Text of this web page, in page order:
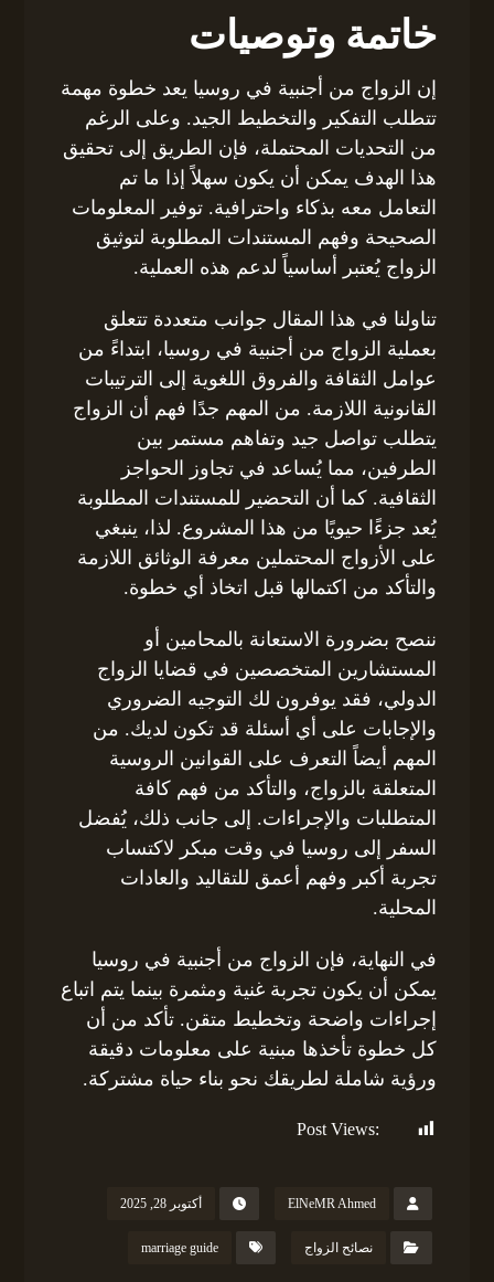
خاتمة وتوصيات
إن الزواج من أجنبية في روسيا يعد خطوة مهمة
تتطلب التفكير والتخطيط الجيد. وعلى الرغم
من التحديات المحتملة، فإن الطريق إلى تحقيق
هذا الهدف يمكن أن يكون سهلاً إذا ما تم
التعامل معه بذكاء واحترافية. توفير المعلومات
الصحيحة وفهم المستندات المطلوبة لتوثيق
الزواج يُعتبر أساسياً لدعم هذه العملية.
تناولنا في هذا المقال جوانب متعددة تتعلق
بعملية الزواج من أجنبية في روسيا، ابتداءً من
عوامل الثقافة والفروق اللغوية إلى الترتيبات
القانونية اللازمة. من المهم جدًا فهم أن الزواج
يتطلب تواصل جيد وتفاهم مستمر بين
الطرفين، مما يُساعد في تجاوز الحواجز
الثقافية. كما أن التحضير للمستندات المطلوبة
يُعد جزءًا حيويًا من هذا المشروع. لذا، ينبغي
على الأزواج المحتملين معرفة الوثائق اللازمة
والتأكد من اكتمالها قبل اتخاذ أي خطوة.
ننصح بضرورة الاستعانة بالمحامين أو
المستشارين المتخصصين في قضايا الزواج
الدولي، فقد يوفرون لك التوجيه الضروري
والإجابات على أي أسئلة قد تكون لديك. من
المهم أيضاً التعرف على القوانين الروسية
المتعلقة بالزواج، والتأكد من فهم كافة
المتطلبات والإجراءات. إلى جانب ذلك، يُفضل
السفر إلى روسيا في وقت مبكر لاكتساب
تجربة أكبر وفهم أعمق للتقاليد والعادات
المحلية.
في النهاية، فإن الزواج من أجنبية في روسيا
يمكن أن يكون تجربة غنية ومثمرة بينما يتم اتباع
إجراءات واضحة وتخطيط متقن. تأكد من أن
كل خطوة تأخذها مبنية على معلومات دقيقة
ورؤية شاملة لطريقك نحو بناء حياة مشتركة.
Post Views:
ElNeMR Ahmed أكتوبر 28, 2025
نصائح الزواج marriage guide